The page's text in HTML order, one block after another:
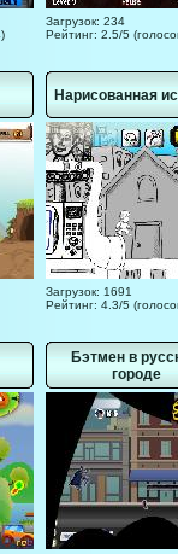
Загрузок: 234
Рейтинг: 2.5/5
Нарисованная
Загрузок: 1691
Рейтинг: 4.3/5
Бэтмен в
городе